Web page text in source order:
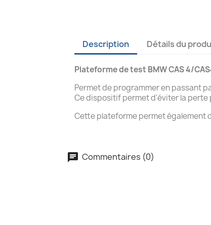
Description Détails du
Plateforme de test BMW CAS 4/
Permet de programmer en passant
Ce dispositif permet d'éviter la perte
Cette plateforme permet également
Commentaires (0)